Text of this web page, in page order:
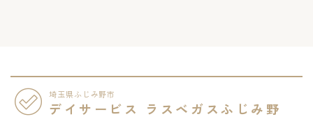
埼玉県ふじみ野市
デイサービス ラスベガスふじみ野